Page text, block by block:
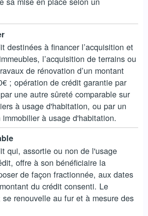
destinées à financer l’acquisition et
l’acquisition de terrains ou
de rénovation d’un montant
; opération de crédit garantie par
une autre sûreté comparable sur
à usage d'habitation, ou par un
à usage d'habitation.
qui, assortie ou non de l'usage
offre à son bénéficiaire la
de façon fractionnée, aux dates
du crédit consenti. Le
renouvelle au fur et à mesure des